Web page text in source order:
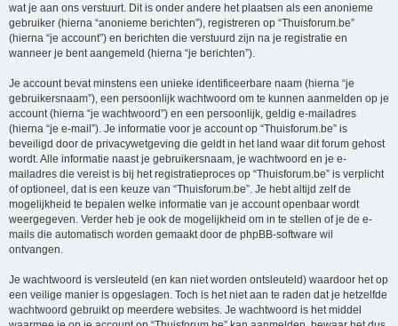
wat je aan ons verstuurt. Dit is onder andere het plaatsen als een anonieme
gebruiker (hierna “anonieme berichten”), registreren op “Thuisforum.be”
(hierna “je account”) en berichten die verstuurd zijn na je registratie en
wanneer je bent aangemeld (hierna “je berichten”).
Je account bevat minstens een unieke identificeerbare naam (hierna “je
gebruikersnaam”), een persoonlijk wachtwoord om te kunnen aanmelden op je
account (hierna “je wachtwoord”) en een persoonlijk, geldig e-mailadres
(hierna “je e-mail”). Je informatie voor je account op “Thuisforum.be” is
beveiligd door de privacywetgeving die geldt in het land waar dit forum gehost
wordt. Alle informatie naast je gebruikersnaam, je wachtwoord en je e-
mailadres die vereist is bij het registratieproces op “Thuisforum.be” is verplicht
of optioneel, dat is een keuze van “Thuisforum.be”. Je hebt altijd zelf de
mogelijkheid te bepalen welke informatie van je account openbaar wordt
weergegeven. Verder heb je ook de mogelijkheid om in te stellen of je de e-
mails die automatisch worden gemaakt door de phpBB-software wil
ontvangen.
Je wachtwoord is versleuteld (en kan niet worden ontsleuteld) waardoor het op
een veilige manier is opgeslagen. Toch is het niet aan te raden dat je hetzelfde
wachtwoord gebruikt op meerdere websites. Je wachtwoord is het middel